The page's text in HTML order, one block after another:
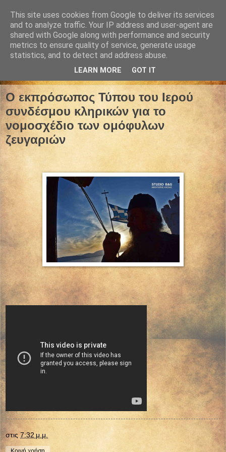
22 Ιανουαρίου 2024
O εκπρόσωπος Τύπου του Ιερού
συνδέσμου κληρικών για το
νομοσχέδιο των ομόφυλων
ζευγαριών
στις7:32 μ.μ.
This site uses cookies from Google to deliver its services
and to analyze traffic. Your IP address and user-agent are
shared with Google along with performance and security
metrics to ensure quality of service, generate usage
statistics, and to detect and address abuse.
LEARN MORE GOT IT